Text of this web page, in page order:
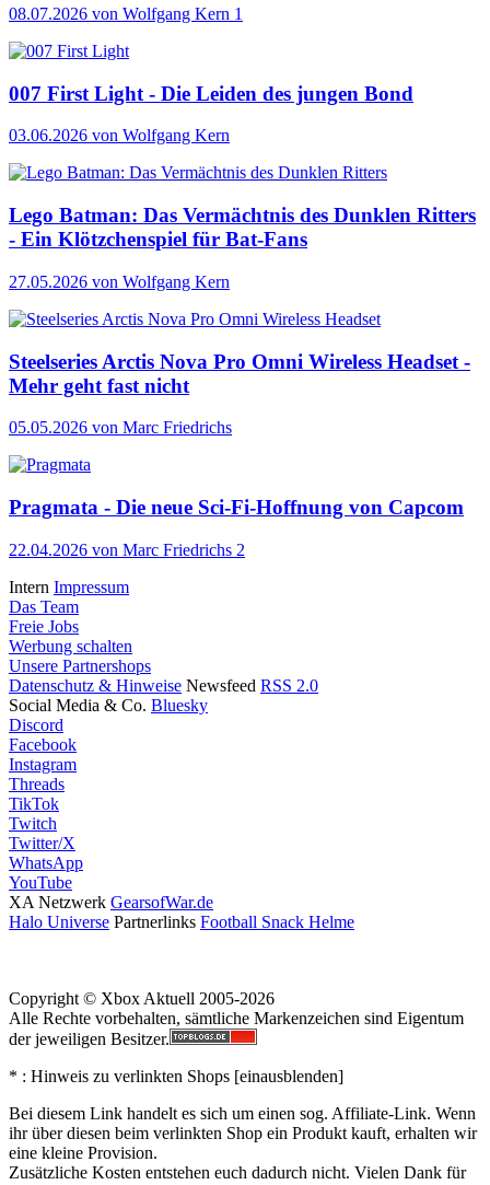
08.07.2026 von Wolfgang Kern 1
007 First Light - Die Leiden des jungen Bond
03.06.2026 von Wolfgang Kern
Lego Batman: Das Vermächtnis des Dunklen Ritters
- Ein Klötzchenspiel für Bat-Fans
27.05.2026 von Wolfgang Kern
Steelseries Arctis Nova Pro Omni Wireless Headset -
Mehr geht fast nicht
05.05.2026 von Marc Friedrichs
Pragmata - Die neue Sci-Fi-Hoffnung von Capcom
22.04.2026 von Marc Friedrichs 2
Intern Impressum
Das Team
Freie Jobs
Werbung schalten
Unsere Partnershops
Datenschutz & Hinweise Newsfeed RSS 2.0
Social Media & Co. Bluesky
Discord
Facebook
Instagram
Threads
TikTok
Twitch
Twitter/X
WhatsApp
YouTube
XA Netzwerk GearsofWar.de
Halo Universe Partnerlinks Football Snack Helme
Copyright © Xbox Aktuell 2005-2026
Alle Rechte vorbehalten, sämtliche Markenzeichen sind Eigentum
der jeweiligen Besitzer.
* : Hinweis zu verlinkten Shops [einausblenden]
Bei diesem Link handelt es sich um einen sog. Affiliate-Link. Wenn
ihr über diesen beim verlinkten Shop ein Produkt kauft, erhalten wir
eine kleine Provision.
Zusätzliche Kosten entstehen euch dadurch nicht. Vielen Dank für